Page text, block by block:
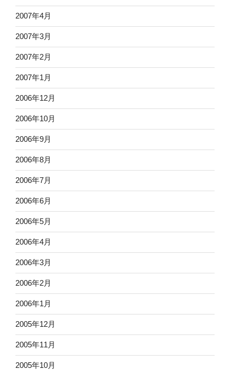
2007年4月
2007年3月
2007年2月
2007年1月
2006年12月
2006年10月
2006年9月
2006年8月
2006年7月
2006年6月
2006年5月
2006年4月
2006年3月
2006年2月
2006年1月
2005年12月
2005年11月
2005年10月